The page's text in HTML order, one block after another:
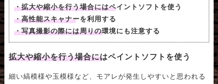
・拡大や縮小を行う場合にはペイントソフトを使う
・高性能スキャナーを利用する
・写真撮影の際には周りの環境にも注意する
拡大や縮小を行う場合にはペイントソフトを使う
細い縞模様や玉模様など、モアレが発生しやすいと思われる